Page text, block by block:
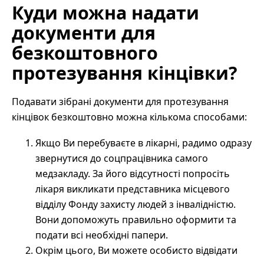
Куди можна надати
документи для
безкоштовного
протезування кінцівки?
Подавати зібрані документи для протезування
кінцівок безкоштовно можна кількома способами:
Якщо Ви перебуваєте в лікарні, радимо одразу
звернутися до соцпрацівника самого
медзакладу. За його відсутності попросіть
лікаря викликати представника місцевого
відділу Фонду захисту людей з інвалідністю.
Вони допоможуть правильно оформити та
подати всі необхідні папери.
Окрім цього, Ви можете особисто відвідати